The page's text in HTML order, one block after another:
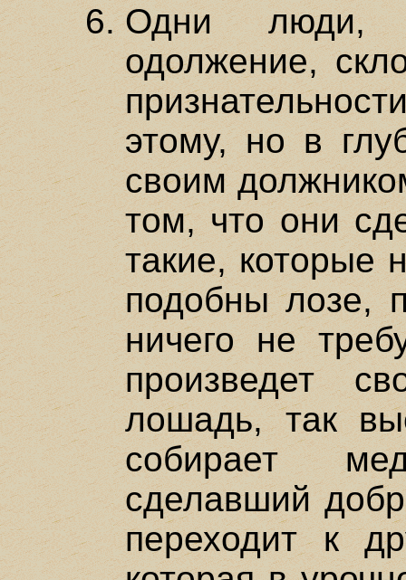
Одни люди,
одолжение,
этому, но в
своим
том, что они
такие, которые
подобны лозе,
ничего не
произведет
лошадь, так
собирает
сделавший
переходит к